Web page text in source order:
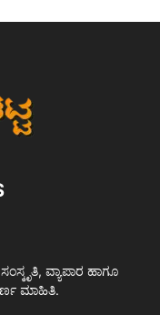
ವ್ಯಾಪಾರ ಹಾಗೂ
ಮಾಹಿತಿ.